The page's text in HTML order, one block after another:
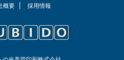
概要 採用情報